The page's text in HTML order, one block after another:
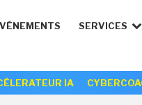
SERVICES
IA